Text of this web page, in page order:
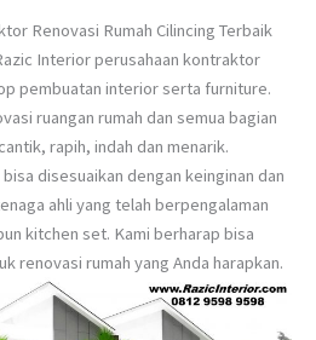
Renovasi Rumah Cilincing Terbaik
Interior perusahaan kontraktor
pembuatan interior serta furniture.
ruangan rumah dan semua bagian
rapih, indah dan menarik.
disesuaikan dengan keinginan dan
ahli yang telah berpengalaman
kitchen set. Kami berharap bisa
renovasi rumah yang Anda harapkan.